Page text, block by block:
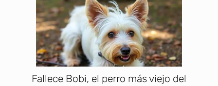
Fallece Bobi, el perro más viejo del